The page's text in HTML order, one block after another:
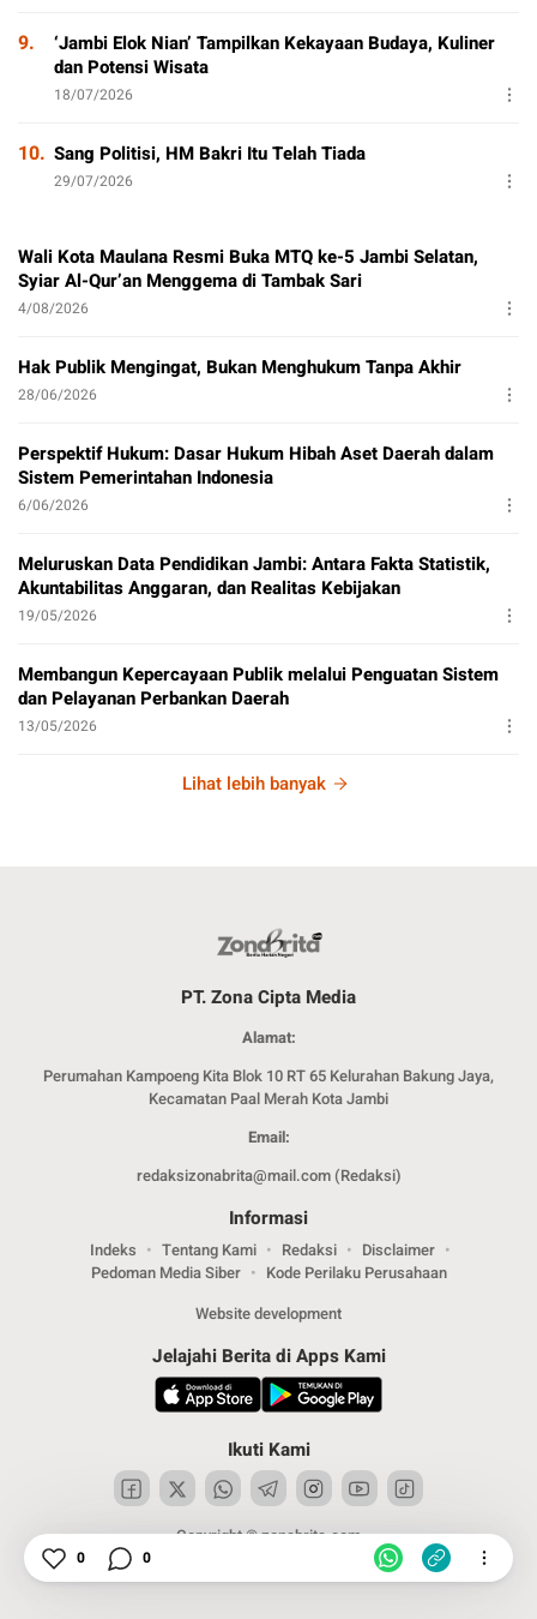
9.
‘Jambi Elok Nian’ Tampilkan Kekayaan Budaya, Kuliner
dan Potensi Wisata
18/07/2026
10. Sang Politisi, HM Bakri Itu Telah Tiada
29/07/2026
Wali Kota Maulana Resmi Buka MTQ ke-5 Jambi Selatan,
Syiar Al-Qur’an Menggema di Tambak Sari
4/08/2026
Hak Publik Mengingat, Bukan Menghukum Tanpa Akhir
28/06/2026
Perspektif Hukum: Dasar Hukum Hibah Aset Daerah dalam
Sistem Pemerintahan Indonesia
6/06/2026
Meluruskan Data Pendidikan Jambi: Antara Fakta Statistik,
Akuntabilitas Anggaran, dan Realitas Kebijakan
19/05/2026
Membangun Kepercayaan Publik melalui Penguatan Sistem
dan Pelayanan Perbankan Daerah
13/05/2026
Lihat lebih banyak
PT. Zona Cipta Media
Alamat:
Perumahan Kampoeng Kita Blok 10 RT 65 Kelurahan Bakung Jaya,
Kecamatan Paal Merah Kota Jambi
Email:
redaksizonabrita@mail.com (Redaksi)
Informasi
Indeks Tentang Kami Redaksi
Disclaimer
Pedoman Media Siber
Kode Perilaku Perusahaan
Website development
Jelajahi Berita di Apps Kami
Ikuti Kami
Copyright © zonabrita.com
0 0